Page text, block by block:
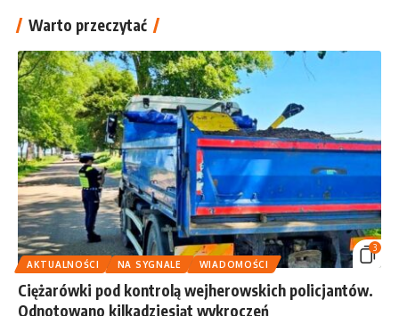
Warto przeczytać
3
AKTUALNOŚCI
NA SYGNALE WIADOMOŚCI
Ciężarówki pod kontrolą wejherowskich policjantów.
Odnotowano kilkadziesiąt wykroczeń